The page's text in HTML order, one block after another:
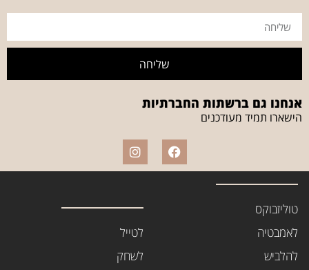
שליחה
אנחנו גם ברשתות החברתיות
הישארו תמיד מעודכנים
טוליזבוקס
לאמבטיה
להלביש
לטייל
לשחק